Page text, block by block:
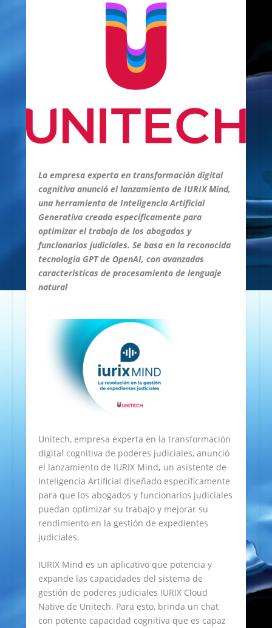
La empresa experta en transformación digital
cognitiva anunció el lanzamiento de IURIX Mind,
una herramienta de Inteligencia Artificial
Generativa creada específicamente para
optimizar el trabajo de los abogados y
funcionarios judiciales. Se basa en la reconocida
tecnología GPT de OpenAI, con avanzadas
características de procesamiento de lenguaje
natural
Unitech, empresa experta en la transformación
digital cognitiva de poderes judiciales, anunció
el lanzamiento de IURIX Mind, un asistente de
Inteligencia Artificial diseñado específicamente
para que los abogados y funcionarios judiciales
puedan optimizar su trabajo y mejorar su
rendimiento en la gestión de expedientes
judiciales.
IURIX Mind es un aplicativo que potencia y
expande las capacidades del sistema de
gestión de poderes judiciales IURIX Cloud
Native de Unitech. Para esto, brinda un chat
con potente capacidad cognitiva que es capaz